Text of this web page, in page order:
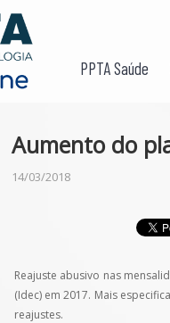
PPTA Saúde
Aumento do
14/03/2018
Reajuste abusivo nas
(Idec) em 2017. Mais
reajustes.